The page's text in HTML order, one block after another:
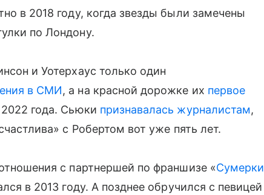
в 2018 году, когда звезды были замечены
по Лондону.
и Уотерхаус только один
в СМИ, а на красной дорожке их первое
года. Сьюки признавалась журналистам,
с Робертом вот уже пять лет.
с партнершей по франшизе «Сумерки
в 2013 году. А позднее обручился с певицей